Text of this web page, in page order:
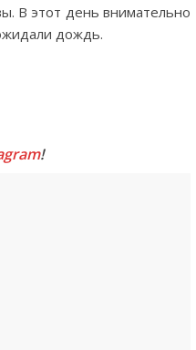
В этот день внимательно
дождь.
!